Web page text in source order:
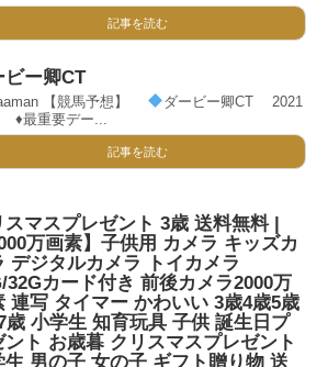
記事を読む
ビー卿CT
【競馬予想】
ダービー卿CT 2021
♦️最重要デー...
記事を読む
スマスプレゼント 3歳 送料無料 |
万画素】子供用 カメラ キッズカ
デジタルカメラ トイカメラ
32Gカード付き 前後カメラ2000万
連写 タイマー かわいい 3歳4歳5歳
歳 小学生 知育玩具 子供 誕生日プ
ント お歳暮 クリスマスプレゼント
生 男の子 女の子 ギフト贈り物 送